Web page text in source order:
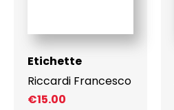
Etichette
Riccardi Francesco
€15.00